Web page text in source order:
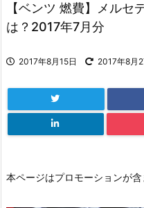
【ベンツ 燃費】メルセ
は？2017年7月分
2017年8月15日 2017年8月
本ページはプロモーションが